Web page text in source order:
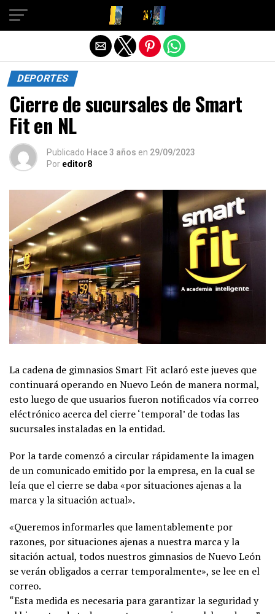
DEPORTES
Cierre de sucursales de Smart
Fit en NL
Publicado Hace 3 años en 29/09/2023
Por editor8
La cadena de gimnasios Smart Fit aclaró este jueves que
continuará operando en Nuevo León de manera normal,
esto luego de que usuarios fueron notificados vía correo
eléctrónico acerca del cierre ‘temporal’ de todas las
sucursales instaladas en la entidad.
Por la tarde comenzó a circular rápidamente la imagen
de un comunicado emitido por la empresa, en la cual se
leía que el cierre se daba «por situaciones ajenas a la
marca y la situación actual».
«Queremos informarles que lamentablemente por
razones, por situaciones ajenas a nuestra marca y la
sitación actual, todos nuestros gimnasios de Nuevo León
se verán obligados a cerrar temporalmente», se lee en el
correo.
“Esta medida es necesaria para garantizar la seguridad y
Salir de la versión móvil